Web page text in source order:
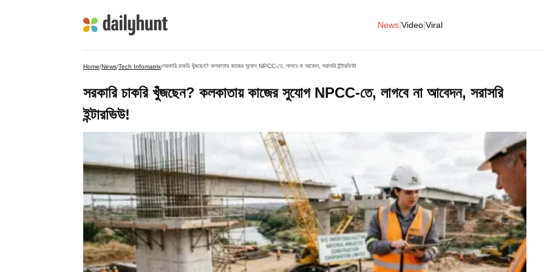
News Video Viral
Home/News/Tech Infomatrix/সরকারি চাকরি খুঁজছেন? কলকাতায় কাজের সুযোগ NPCC-তে, লাগবে না আবেদন, সরাসরি ইন্টারভিউ!
সরকারি চাকরি খুঁজছেন? কলকাতায় কাজের সুযোগ NPCC-তে, লাগবে না আবেদন, সরাসরি
ইন্টারভিউ!